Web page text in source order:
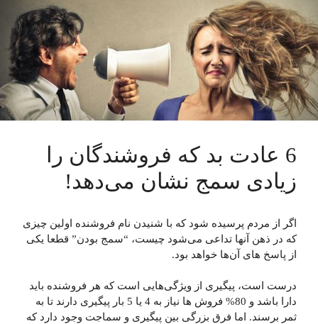
6 عادت بد که فروشندگان را
زیادی سمج نشان می‌دهد!
اگر از مردم پرسیده شود که با شنیدن نام فروشنده اولین چیزی
که در ذهن آنها تداعی می­‌شود چیست، “سمج بودن” قطعا یکی
از پاسخ های آن‌ها خواهد بود.
درست است، پیگیری از ویژگی‌هایی است که هر فروشنده باید
دارا باشد و 80% فروش ها نیاز به 4 یا 5 بار پیگیری دارند تا به
ثمر برسند. اما فرق بزرگی بین پیگیری و سماجت وجود دارد که